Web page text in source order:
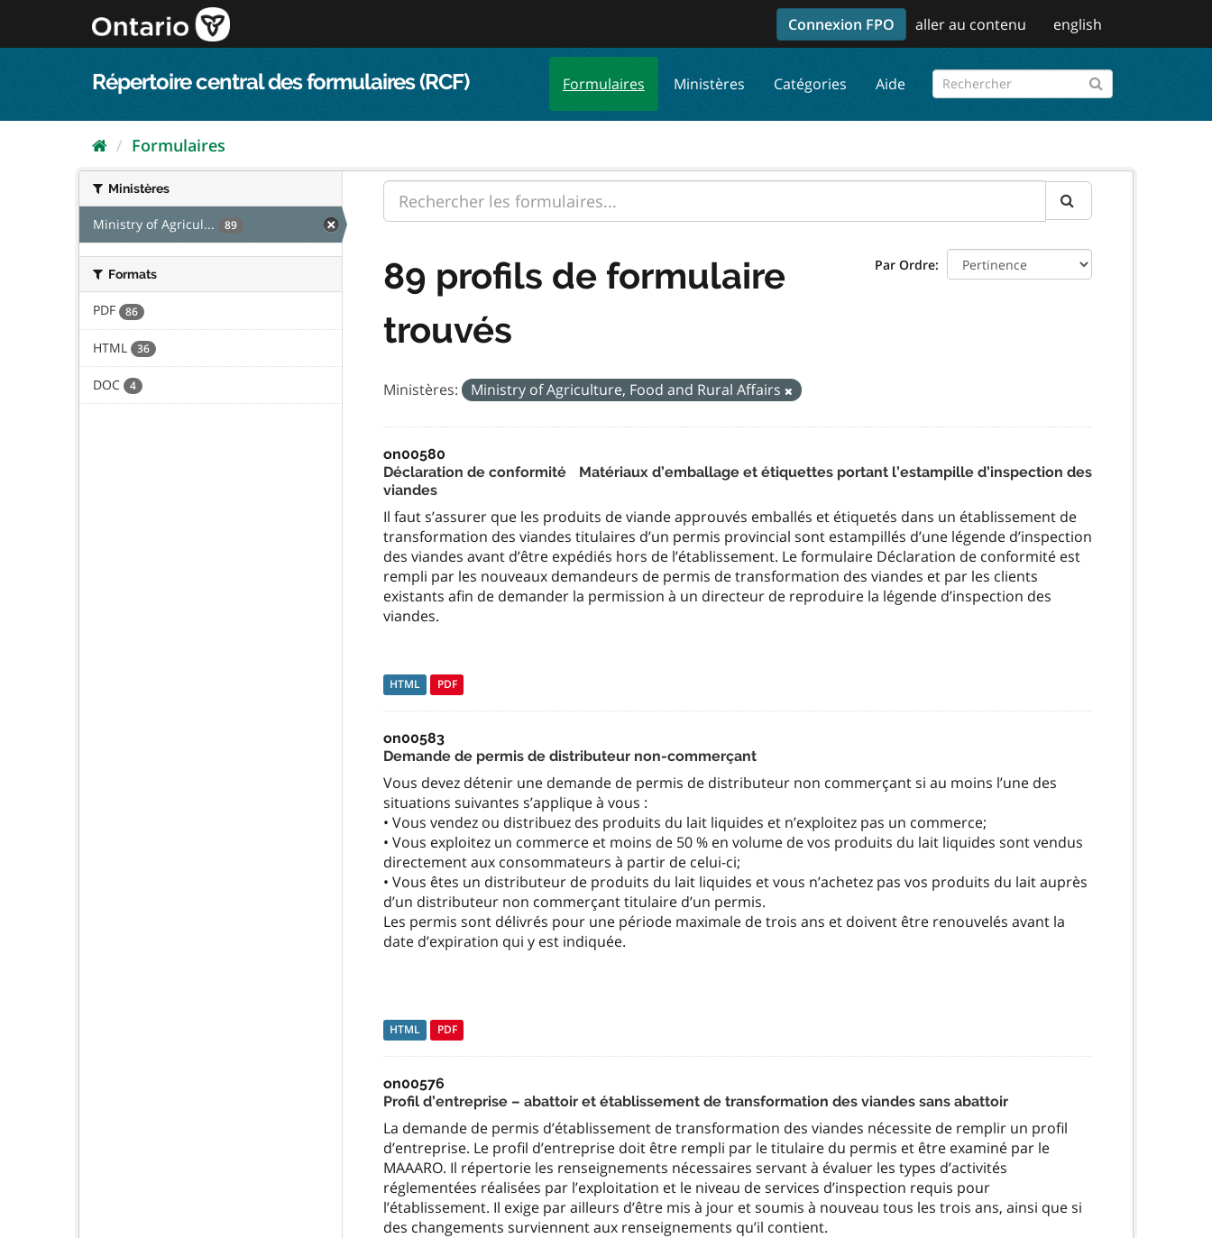
au
Connexion FPO aller au contenu english
Répertoire central des formulaires (RCF) Formulaires Ministères Catégories Aide
Formulaires
Ministères
Ministry of Agricul... 89
Formats
PDF 86
HTML 36
DOC 4
Par Ordre
89 profils de formulaire
trouvés
Ministères: Ministry of Agriculture, Food and Rural Affairs
on00580
Déclaration de conformité Matériaux d’emballage et étiquettes portant l’estampille d’inspection des
viandes
Il faut s’assurer que les produits de viande approuvés emballés et étiquetés dans un établissement de
transformation des viandes titulaires d’un permis provincial sont estampillés d’une légende d’inspection
des viandes avant d’être expédiés hors de l’établissement. Le formulaire Déclaration de conformité est
rempli par les nouveaux demandeurs de permis de transformation des viandes et par les clients
existants afin de demander la permission à un directeur de reproduire la légende d’inspection des
viandes.
HTML PDF
on00583
Demande de permis de distributeur non-commerçant
Vous devez détenir une demande de permis de distributeur non commerçant si au moins l’une des
situations suivantes s’applique à vous :
• Vous vendez ou distribuez des produits du lait liquides et n’exploitez pas un commerce;
• Vous exploitez un commerce et moins de 50 % en volume de vos produits du lait liquides sont vendus
directement aux consommateurs à partir de celui-ci;
• Vous êtes un distributeur de produits du lait liquides et vous n’achetez pas vos produits du lait auprès
d’un distributeur non commerçant titulaire d’un permis.
Les permis sont délivrés pour une période maximale de trois ans et doivent être renouvelés avant la
date d’expiration qui y est indiquée.
HTML PDF
on00576
Profil d’entreprise – abattoir et établissement de transformation des viandes sans abattoir
La demande de permis d’établissement de transformation des viandes nécessite de remplir un profil
d’entreprise. Le profil d’entreprise doit être rempli par le titulaire du permis et être examiné par le
MAAARO. Il répertorie les renseignements nécessaires servant à évaluer les types d’activités
réglementées réalisées par l’exploitation et le niveau de services d’inspection requis pour
l’établissement. Il exige par ailleurs d’être mis à jour et soumis à nouveau tous les trois ans, ainsi que si
des changements surviennent aux renseignements qu’il contient.